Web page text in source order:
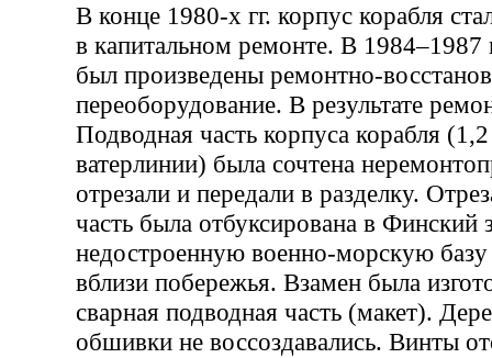
В конце 1980-х гг. корпус корабля
в капитальном ремонте. В 1984–1987
был произведены ремонтно-
переоборудование. В результате
Подводная часть корпуса корабля
ватерлинии) была сочтена
отрезали и передали в разделку.
часть была отбуксирована в Финский
недостроенную военно-морскую базу
вблизи побережья. Взамен была
сварная подводная часть (макет).
обшивки не воссоздавались. Винты